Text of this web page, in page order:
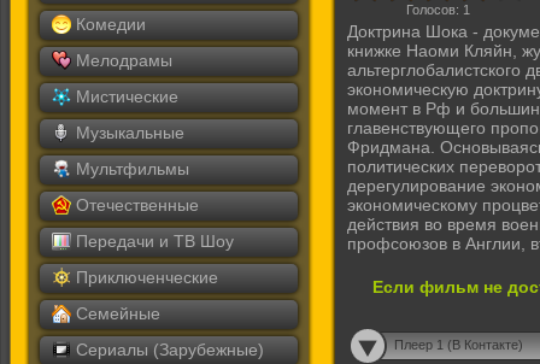
Комедии
Мелодрамы
Мистические
Музыкальные
Мультфильмы
Отечественные
Передачи и ТВ Шоу
Приключенческие
Семейные
Сериалы (Зарубежные)
Голосов: 1
Доктрина Шока -
книжке Наоми Кляйн,
альтерглобалистского
экономическую
момент в Рф и
главенствующего
Фридмана.
политических
дерегулирование
экономическому
действия во время
профсоюзов в Англии,
Если фильм не
Плеер 1 (В Контакте)